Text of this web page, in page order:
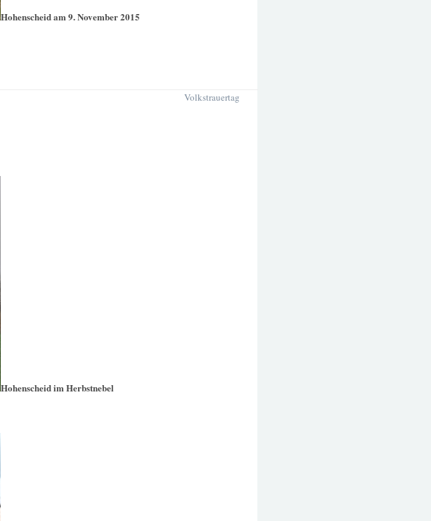
Hohenscheid am 9. November 2015
Volkstrauertag
Hohenscheid im Herbstnebel